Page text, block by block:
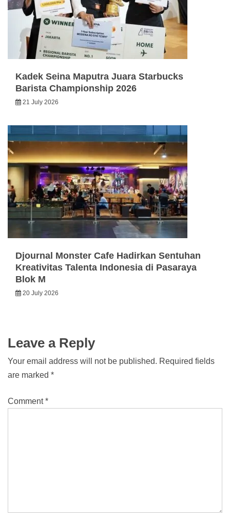
Kadek Seina Maputra Juara Starbucks
Barista Championship 2026
21 July 2026
Djournal Monster Cafe Hadirkan Sentuhan
Kreativitas Talenta Indonesia di Pasaraya
Blok M
20 July 2026
Leave a Reply
Your email address will not be published. Required fields
are marked *
Comment*